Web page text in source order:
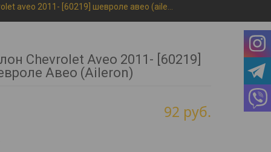
Chevrolet Aveo 2011- [60219]
Авео (Aileron)
92 руб.